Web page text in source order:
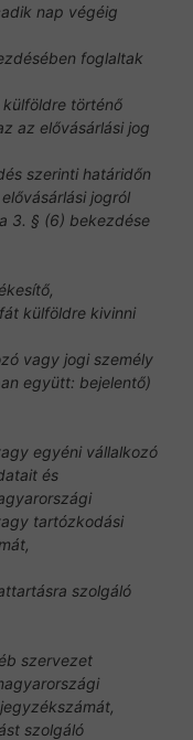
nap végéig
foglaltak
történő
az elővásárlási jog
szerinti határidőn
jogról
3. § (6) bekezdése
külföldre kivinni
vagy jogi személy
együtt: bejelentő)
egyéni vállalkozó
és
tartózkodási
szolgáló
szervezet
szolgáló